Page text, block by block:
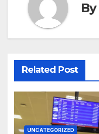
By
Related Post
UNCATEGORIZED